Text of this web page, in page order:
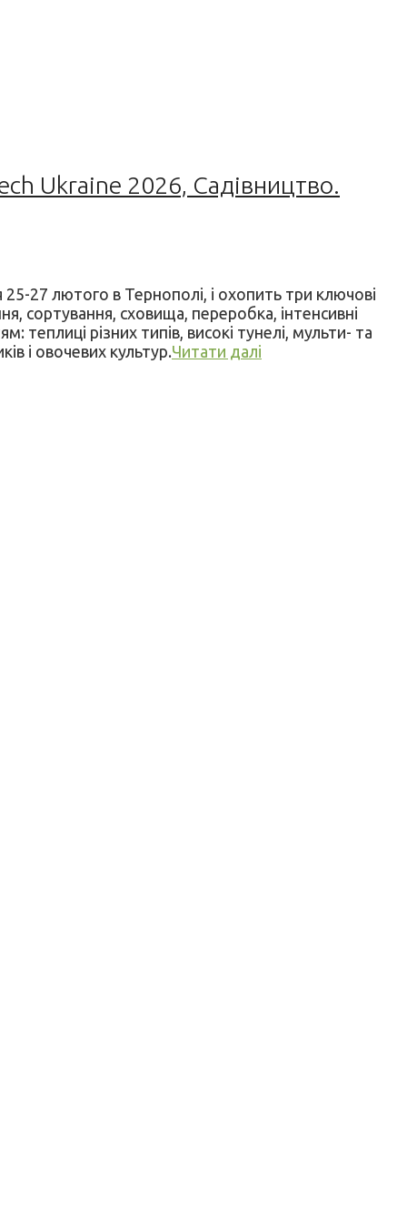
Ukraine 2026, Садівництво.
27 лютого в Тернополі, і охопить три ключові
сортування, сховища, переробка, інтенсивні
різних типів, високі тунелі, мульти- та
і овочевих культур.Читати далі